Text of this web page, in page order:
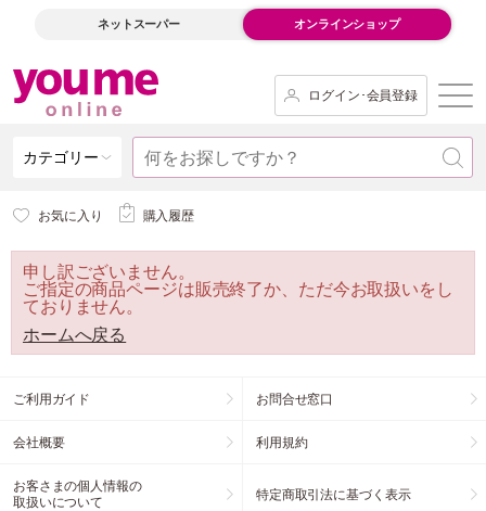
ネットスーパー オンラインショップ
ログイン･会員登録
カテゴリー
お気に入り 購入履歴
申し訳ございません。
ご指定の商品ページは販売終了か、ただ今お取扱いをし
ておりません。
ホームへ戻る
ご利用ガイド お問合せ窓口
会社概要 利用規約
お客さまの個人情報の
取扱いについて
特定商取引法に基づく表示